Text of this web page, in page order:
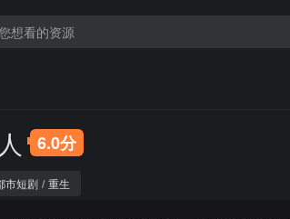
6.0分
市短剧 / 重生